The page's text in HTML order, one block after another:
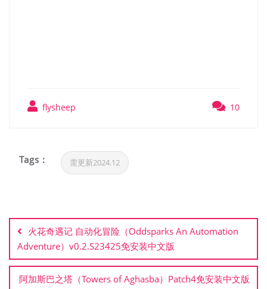
flysheep 10
Tags : 需更新2024.12
章
导
航
火花奇遇记 自动化冒险（Oddsparks An Automation
Adventure）v0.2.S23425免安装中文版
阿加斯巴之塔（Towers of Aghasba）Patch4免安装中文版